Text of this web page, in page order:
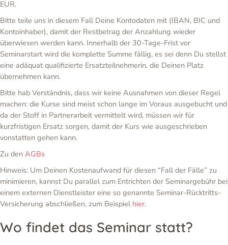
EUR.
Bitte teile uns in diesem Fall Deine Kontodaten mit (IBAN, BIC und
Kontoinhaber), damit der Restbetrag der Anzahlung wieder
überwiesen werden kann. Innerhalb der 30-Tage-Frist vor
Seminarstart wird die komplette Summe fällig, es sei denn Du stellst
eine adäquat qualifizierte Ersatzteilnehmerin, die Deinen Platz
übernehmen kann.
Bitte hab Verständnis, dass wir keine Ausnahmen von dieser Regel
machen: die Kurse sind meist schon lange im Voraus ausgebucht und
da der Stoff in Partnerarbeit vermittelt wird, müssen wir für
kurzfristigen Ersatz sorgen, damit der Kurs wie ausgeschrieben
vonstatten gehen kann.
Zu den AGBs
Hinweis: Um Deinen Kostenaufwand für diesen “Fall der Fälle” zu
minimieren, kannst Du parallel zum Entrichten der Seminargebühr bei
einem externen Dienstleister eine so genannte Seminar-Rücktritts-
Versicherung abschließen, zum Beispiel hier.
Wo findet das Seminar statt?